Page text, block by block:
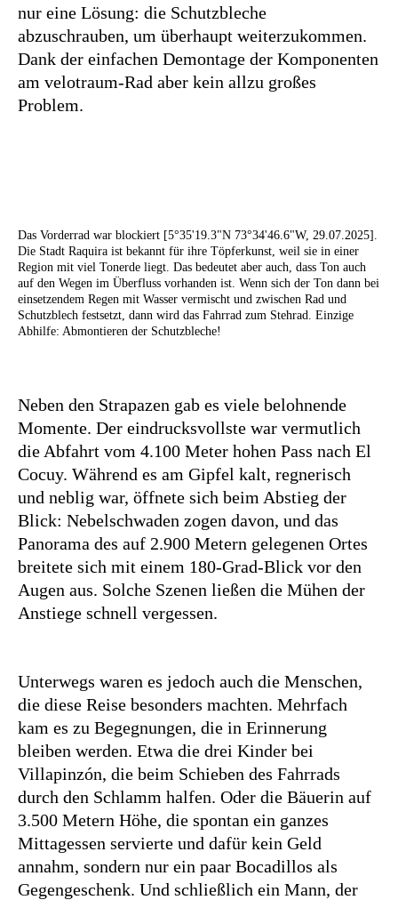
nur eine Lösung: die Schutzbleche
abzuschrauben, um überhaupt weiterzukommen.
Dank der einfachen Demontage der Komponenten
am velotraum-Rad aber kein allzu großes
Problem.
Das Vorderrad war blockiert [5°35'19.3"N 73°34'46.6"W, 29.07.2025].
Die Stadt Raquira ist bekannt für ihre Töpferkunst, weil sie in einer
Region mit viel Tonerde liegt. Das bedeutet aber auch, dass Ton auch
auf den Wegen im Überfluss vorhanden ist. Wenn sich der Ton dann bei
einsetzendem Regen mit Wasser vermischt und zwischen Rad und
Schutzblech festsetzt, dann wird das Fahrrad zum Stehrad. Einzige
Abhilfe: Abmontieren der Schutzbleche!
Neben den Strapazen gab es viele belohnende
Momente. Der eindrucksvollste war vermutlich
die Abfahrt vom 4.100 Meter hohen Pass nach El
Cocuy. Während es am Gipfel kalt, regnerisch
und neblig war, öffnete sich beim Abstieg der
Blick: Nebelschwaden zogen davon, und das
Panorama des auf 2.900 Metern gelegenen Ortes
breitete sich mit einem 180-Grad-Blick vor den
Augen aus. Solche Szenen ließen die Mühen der
Anstiege schnell vergessen.
Unterwegs waren es jedoch auch die Menschen,
die diese Reise besonders machten. Mehrfach
kam es zu Begegnungen, die in Erinnerung
bleiben werden. Etwa die drei Kinder bei
Villapinzón, die beim Schieben des Fahrrads
durch den Schlamm halfen. Oder die Bäuerin auf
3.500 Metern Höhe, die spontan ein ganzes
Mittagessen servierte und dafür kein Geld
annahm, sondern nur ein paar Bocadillos als
Gegengeschenk. Und schließlich ein Mann, der